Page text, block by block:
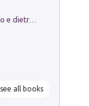
see all books